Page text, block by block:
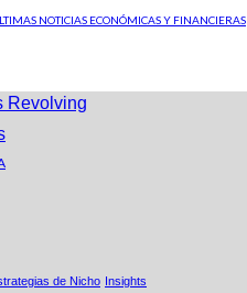
NOTICIAS ECONÓMICAS Y FINANCIERAS
Revolving
de Nicho Insights